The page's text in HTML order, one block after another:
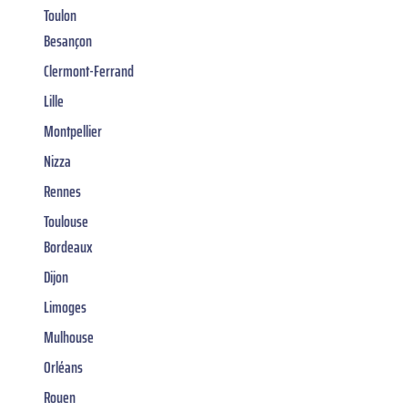
Toulon
Besançon
Clermont-Ferrand
Lille
Montpellier
Nizza
Rennes
Toulouse
Bordeaux
Dijon
Limoges
Mulhouse
Orléans
Rouen